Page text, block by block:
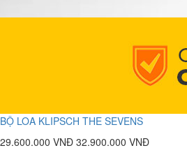
BỘ LOA KLIPSCH THE SEVENS
29.600.000 VNĐ 32.900.000 VNĐ